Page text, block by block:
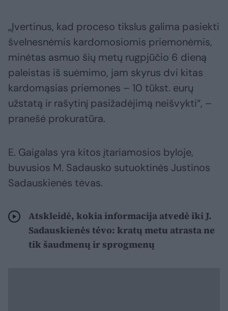
„Įvertinus, kad proceso tikslus galima pasiekti
švelnesnėmis kardomosiomis priemonėmis,
minėtas asmuo šių metų rugpjūčio 6 dieną
paleistas iš suėmimo, jam skyrus dvi kitas
kardomąsias priemones – 10 tūkst. eurų
užstatą ir rašytinį pasižadėjimą neišvykti“, –
pranešė prokuratūra.
E. Gaigalas yra kitos įtariamosios byloje,
buvusios M. Sadausko sutuoktinės Justinos
Sadauskienės tėvas.
Atskleidė, kokia informacija atvedė iki J.
Sadauskienės tėvo: kratų metu atrasta ne
tik šaudmenų ir sprogmenų